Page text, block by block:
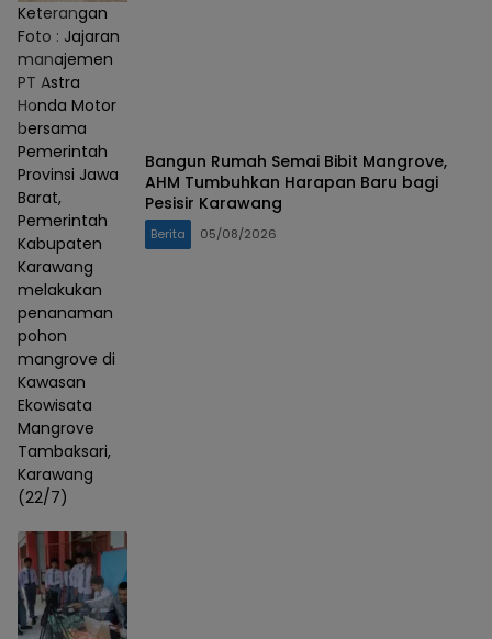
Keterangan
Foto : Jajaran
manajemen
PT Astra
Honda Motor
bersama
Pemerintah
Provinsi Jawa
Barat,
Pemerintah
Kabupaten
Karawang
melakukan
penanaman
pohon
mangrove di
Kawasan
Ekowisata
Mangrove
Tambaksari,
Karawang
(22/7)
Bangun Rumah Semai Bibit Mangrove,
AHM Tumbuhkan Harapan Baru bagi
Pesisir Karawang
Berita 05/08/2026